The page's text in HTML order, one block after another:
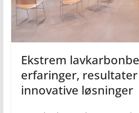
Ekstrem
erfaringer,
innovative løsninger